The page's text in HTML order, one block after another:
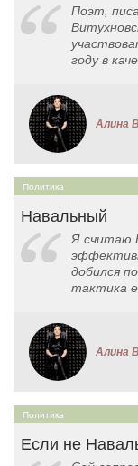
Поэт,
году в
Алина
Политика
Навальный
Я считаю
добился
тактика
Алина
Политика
Если не